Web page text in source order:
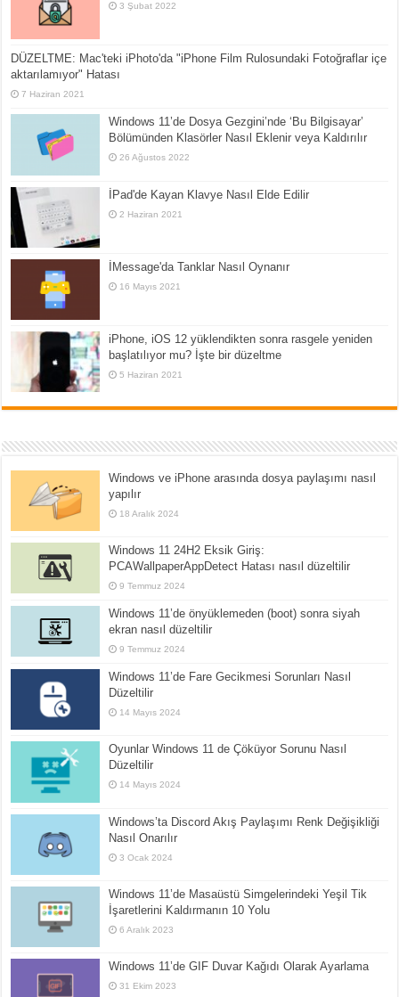
3 Şubat 2022
DÜZELTME: Mac'teki iPhoto'da "iPhone Film Rulosundaki Fotoğraflar içe
aktarılamıyor" Hatası
7 Haziran 2021
Windows 11’de Dosya Gezgini’nde ‘Bu Bilgisayar’
Bölümünden Klasörler Nasıl Eklenir veya Kaldırılır
26 Ağustos 2022
İPad'de Kayan Klavye Nasıl Elde Edilir
2 Haziran 2021
İMessage'da Tanklar Nasıl Oynanır
16 Mayıs 2021
iPhone, iOS 12 yüklendikten sonra rasgele yeniden
başlatılıyor mu? İşte bir düzeltme
5 Haziran 2021
Windows ve iPhone arasında dosya paylaşımı nasıl
yapılır
18 Aralık 2024
Windows 11 24H2 Eksik Giriş:
PCAWallpaperAppDetect Hatası nasıl düzeltilir
9 Temmuz 2024
Windows 11’de önyüklemeden (boot) sonra siyah
ekran nasıl düzeltilir
9 Temmuz 2024
Windows 11’de Fare Gecikmesi Sorunları Nasıl
Düzeltilir
14 Mayıs 2024
Oyunlar Windows 11 de Çöküyor Sorunu Nasıl
Düzeltilir
14 Mayıs 2024
Windows’ta Discord Akış Paylaşımı Renk Değişikliği
Nasıl Onarılır
3 Ocak 2024
Windows 11’de Masaüstü Simgelerindeki Yeşil Tik
İşaretlerini Kaldırmanın 10 Yolu
6 Aralık 2023
Windows 11’de GIF Duvar Kağıdı Olarak Ayarlama
31 Ekim 2023